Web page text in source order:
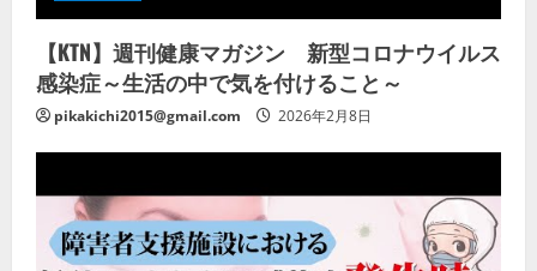
【KTN】週刊健康マガジン 新型コロナウイルス
感染症～生活の中で気を付けること～
pikakichi2015@gmail.com 2026年2月8日